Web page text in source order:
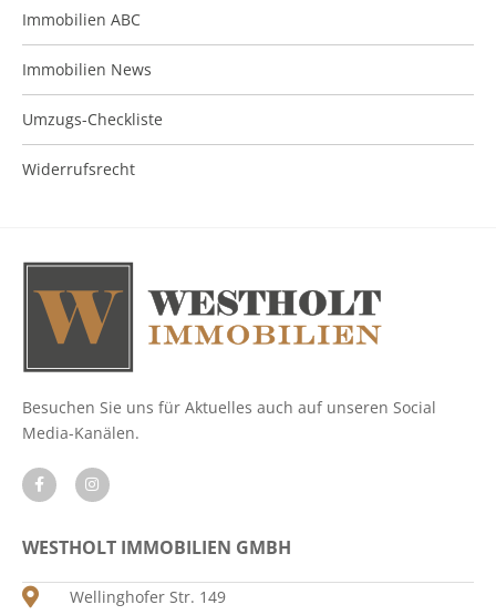
Immobilien ABC
Immobilien News
Umzugs-Checkliste
Widerrufsrecht
Besuchen Sie uns für Aktuelles auch auf unseren Social
Media-Kanälen.
WESTHOLT IMMOBILIEN GMBH
Wellinghofer Str. 149